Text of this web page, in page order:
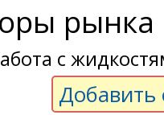
с
Добавить